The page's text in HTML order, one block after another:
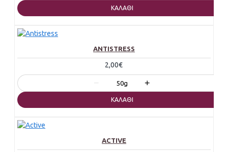
ΚΑΛΆΘΙ
ANTISTRESS
2,00€
− 50g +
ΚΑΛΆΘΙ
ACTIVE